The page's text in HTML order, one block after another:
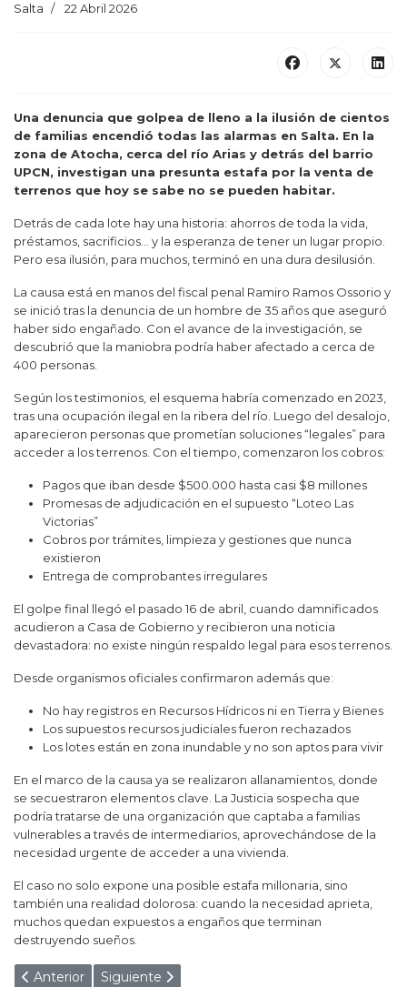
Salta 22 Abril 2026
Una denuncia que golpea de lleno a la ilusión de cientos
de familias encendió todas las alarmas en Salta. En la
zona de Atocha, cerca del río Arias y detrás del barrio
UPCN, investigan una presunta estafa por la venta de
terrenos que hoy se sabe no se pueden habitar.
Detrás de cada lote hay una historia: ahorros de toda la vida,
préstamos, sacrificios… y la esperanza de tener un lugar propio.
Pero esa ilusión, para muchos, terminó en una dura desilusión.
La causa está en manos del fiscal penal Ramiro Ramos Ossorio y
se inició tras la denuncia de un hombre de 35 años que aseguró
haber sido engañado. Con el avance de la investigación, se
descubrió que la maniobra podría haber afectado a cerca de
400 personas.
Según los testimonios, el esquema habría comenzado en 2023,
tras una ocupación ilegal en la ribera del río. Luego del desalojo,
aparecieron personas que prometían soluciones “legales” para
acceder a los terrenos. Con el tiempo, comenzaron los cobros:
Pagos que iban desde $500.000 hasta casi $8 millones
Promesas de adjudicación en el supuesto “Loteo Las
Victorias”
Cobros por trámites, limpieza y gestiones que nunca
existieron
Entrega de comprobantes irregulares
El golpe final llegó el pasado 16 de abril, cuando damnificados
acudieron a Casa de Gobierno y recibieron una noticia
devastadora: no existe ningún respaldo legal para esos terrenos.
Desde organismos oficiales confirmaron además que:
No hay registros en Recursos Hídricos ni en Tierra y Bienes
Los supuestos recursos judiciales fueron rechazados
Los lotes están en zona inundable y no son aptos para vivir
En el marco de la causa ya se realizaron allanamientos, donde
se secuestraron elementos clave. La Justicia sospecha que
podría tratarse de una organización que captaba a familias
vulnerables a través de intermediarios, aprovechándose de la
necesidad urgente de acceder a una vivienda.
El caso no solo expone una posible estafa millonaria, sino
también una realidad dolorosa: cuando la necesidad aprieta,
muchos quedan expuestos a engaños que terminan
destruyendo sueños.
Artículo anterior: JUNTARON EL DINERO EN 20 DÍAS Y
Anterior Artículo siguiente: VIOLENCIA SIN CONTROL:
Siguiente